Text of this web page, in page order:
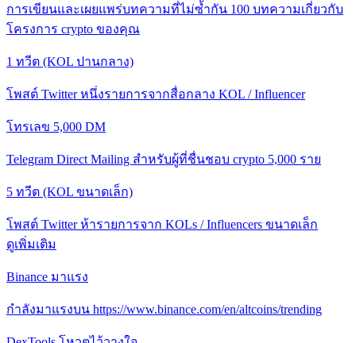
การเขียนและเผยแพร่บทความที่ไม่ซ้ำกัน 100 บทความเกี่ยวกับ
โครงการ crypto ของคุณ
1 ทวีต (KOL ปานกลาง)
โพสต์ Twitter หนึ่งรายการจากสื่อกลาง KOL / Influencer
โทรเลข 5,000 DM
Telegram Direct Mailing สำหรับผู้ที่ชื่นชอบ crypto 5,000 ราย
5 ทวีต (KOL ขนาดเล็ก)
โพสต์ Twitter ห้ารายการจาก KOLs / Influencers ขนาดเล็ก
ดูเพิ่มเติม
Binance มาแรง
กําลังมาแรงบน https://www.binance.com/en/altcoins/trending